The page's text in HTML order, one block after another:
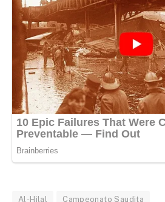
Al-Hilal Campeonato Saudita